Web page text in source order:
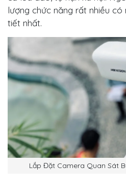
lượng chức năng rất nhiều có
tiết nhất.
Lắp Đặt Camera Quan Sát